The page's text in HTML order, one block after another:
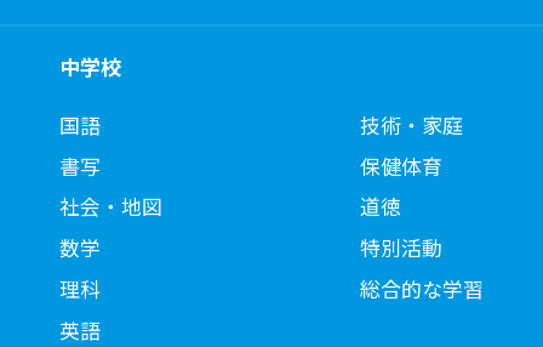
中学校
国語
書写
社会・地図
数学
理科
英語
技術・家庭
保健体育
道徳
特別活動
総合的な学習